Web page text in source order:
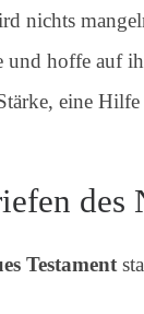
nichts
und hoffe auf
eine
des
Testament